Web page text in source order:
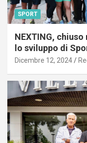
SPORT
NEXTING,
lo sviluppo di
Dicembre 12, 2024